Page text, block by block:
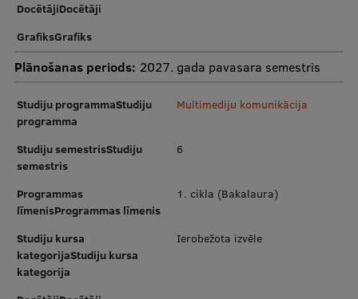
DocētājiDocētāji
GrafiksGrafiks
Plānošanas periods: 2027. gada pavasara semestris
Studiju programmaStudiju
programma
Multimediju komunikācija
Studiju semestrisStudiju
semestris
6
Programmas
līmenisProgrammas līmenis
1. cikla (Bakalaura)
Studiju kursa
kategorijaStudiju kursa
kategorija
Ierobežota izvēle